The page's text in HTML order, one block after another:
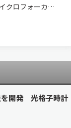
ロフォーカスX
は，1億1495万
スX線CTシステ
を開発 光格子時計